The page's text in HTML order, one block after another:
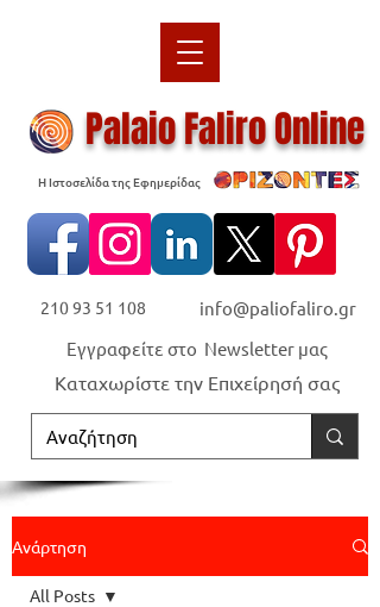
Palaio Faliro Online
Η Ιστοσελίδα της Εφημερίδας
210 93 51 108 info@paliofaliro.gr
Καταχωρίστε την Επιχείρησή σας
Εγγραφείτε στο Newsletter μας
Ανάρτηση
All Posts